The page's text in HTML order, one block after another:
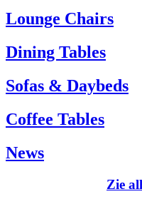
Tel.: +45 66 12 14 04
info@carlhansen.dk
Lounge Chairs
Dining Tables
Sofas & Daybeds
Coffee Tables
News
Zie